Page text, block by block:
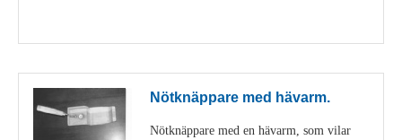
Nötknäppare med hävarm.
Nötknäppare med en hävarm, som vilar